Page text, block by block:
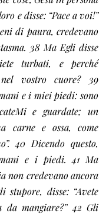
e disse: “Pace a voi!”
di paura, credevano
38 Ma Egli disse
turbati, e perché
vostro cuore? 39
e i miei piedi: sono
e guardate; un
carne e ossa, come
40 Dicendo questo,
e i piedi. 41 Ma
non credevano ancora
stupore, disse: “Avete
da mangiare?” 42 Gli